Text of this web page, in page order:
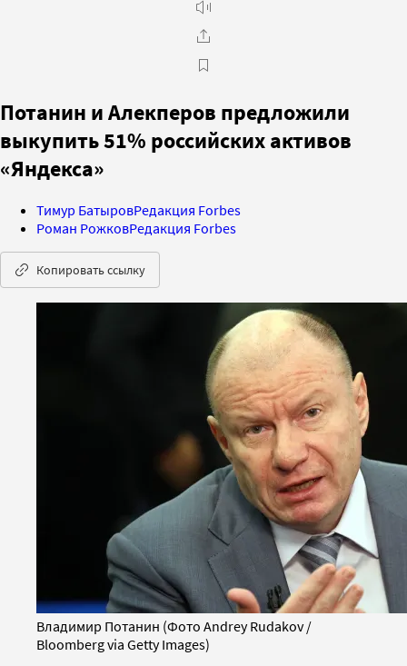
Потанин и Алекперов предложили
выкупить 51% российских активов
«Яндекса»
Тимур БатыровРедакция Forbes
Роман РожковРедакция Forbes
Копировать ссылку
Владимир Потанин (Фото Andrey Rudakov /
Bloomberg via Getty Images)